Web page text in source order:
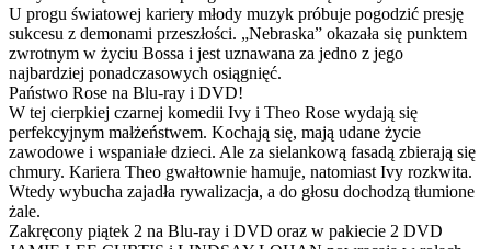
U progu światowej kariery młody muzyk próbuje pogodzić presję
sukcesu z demonami przeszłości. „Nebraska” okazała się punktem
zwrotnym w życiu Bossa i jest uznawana za jedno z jego
najbardziej ponadczasowych osiągnięć.
Państwo Rose na Blu-ray i DVD!
W tej cierpkiej czarnej komedii Ivy i Theo Rose wydają się
perfekcyjnym małżeństwem. Kochają się, mają udane życie
zawodowe i wspaniałe dzieci. Ale za sielankową fasadą zbierają się
chmury. Kariera Theo gwałtownie hamuje, natomiast Ivy rozkwita.
Wtedy wybucha zajadła rywalizacja, a do głosu dochodzą tłumione
żale.
Zakręcony piątek 2 na Blu-ray i DVD oraz w pakiecie 2 DVD